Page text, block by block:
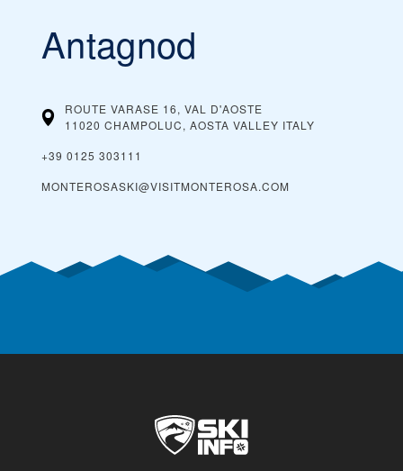
Antagnod
ROUTE VARASE 16, VAL D'AOSTE
11020 CHAMPOLUC, AOSTA VALLEY ITALY
+39 0125 303111
MONTEROSASKI@VISITMONTEROSA.COM